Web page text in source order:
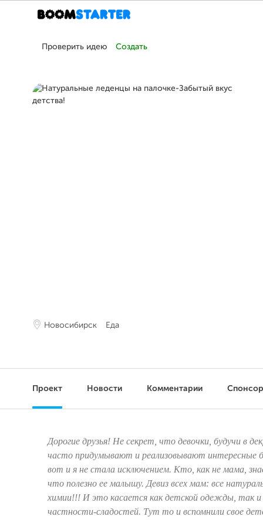
Проверить идею Создать
Новосибирск Еда
Проект Новости Комментарии
Дорогие друзья! Не секрет, что девочки, будучи в
часто придумывают и реализовывают интересные
вот и я не стала исключением. Кто, как не мама,
что полезно ее малышу. Девиз всех мам: все
химии!!! И это касается как детской одежды, так и
частности-сладостей. Тут то и вспомнили свое